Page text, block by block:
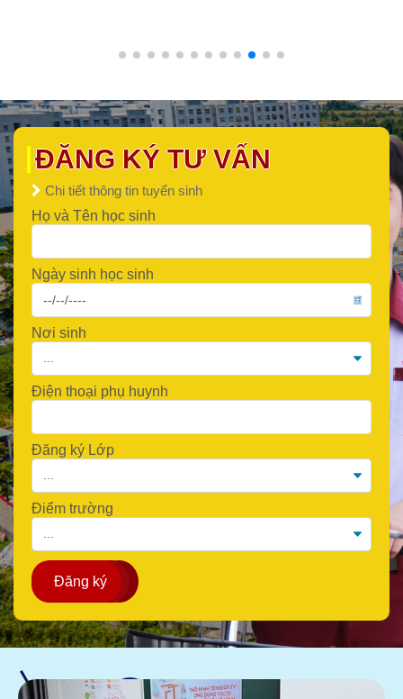
ĐĂNG KÝ TƯ VẤN
Chi tiết thông tin tuyển sinh
Họ và Tên học sinh
Ngày sinh học sinh
Nơi sinh
Điện thoại phụ huynh
Đăng ký Lớp
Điểm trường
Đăng ký